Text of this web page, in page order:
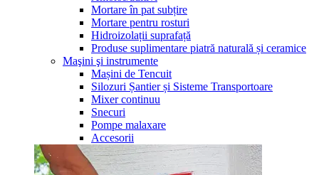
Mortare în pat subțire
Mortare pentru rosturi
Hidroizolații suprafață
Produse suplimentare piatră naturală și ceramice
Maşini şi instrumente
Mașini de Tencuit
Silozuri Șantier și Sisteme Transportoare
Mixer continuu
Snecuri
Pompe malaxare
Accesorii